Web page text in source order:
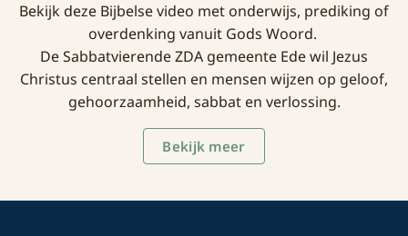
Bekijk deze Bijbelse video met onderwijs, prediking of
overdenking vanuit Gods Woord.
De Sabbatvierende ZDA gemeente Ede wil Jezus
Christus centraal stellen en mensen wijzen op geloof,
gehoorzaamheid, sabbat en verlossing.
Bekijk meer